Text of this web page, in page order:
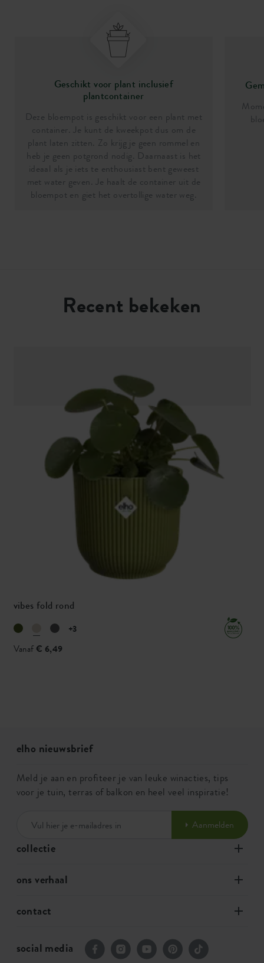
Geschikt voor plant inclusief
plantcontainer
Deze bloempot is geschikt voor een plant met
container. Je kunt de kweekpot dus om de
plant laten zitten. Zo krijg je geen rommel en
heb je geen potgrond nodig. Daarnaast is het
ideaal als je iets te enthousiast bent geweest
met water geven. Je haalt de container uit de
bloempot en giet het overtollige water weg.
Recent bekeken
vibes fold rond
+3
Vanaf€ 6,49
collectie
ons verhaal
contact
elho nieuwsbrief
Meld je aan en profiteer je van leuke winacties, tips
voor je tuin, terras of balkon en heel veel inspiratie!
Aanmelden
social media